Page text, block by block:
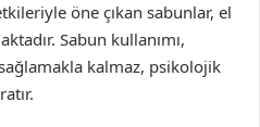
öne çıkan sabunlar, el
Sabun kullanımı,
kalmaz, psikolojik